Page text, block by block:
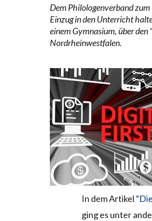
Dem Philologenverband
Einzug in den Unterricht
einem Gymnasium, über den
Nordrheinwestfalen.
In dem Artikel
ging es unter